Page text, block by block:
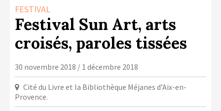
CONTACTS
FESTIVAL
Festival Sun Art, arts
croisés, paroles tissées
30 novembre 2018 / 1 décembre 2018
Cité du Livre et la Bibliothèque Méjanes d’Aix-en-
Provence.